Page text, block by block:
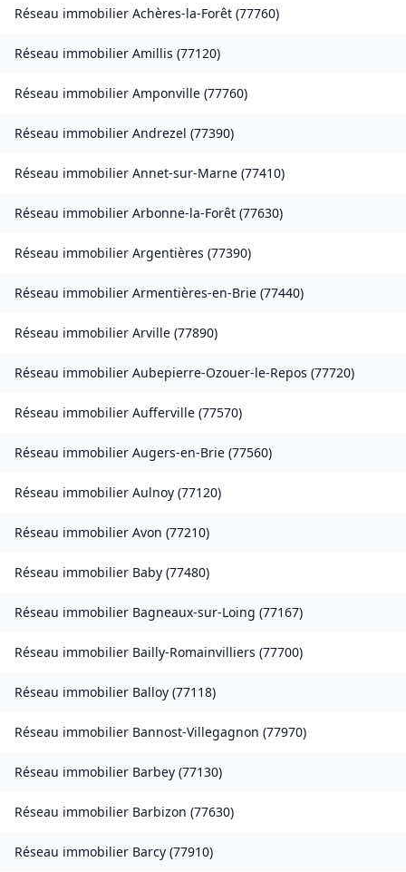
Réseau immobilier Achères-la-Forêt (77760)
Réseau immobilier Amillis (77120)
Réseau immobilier Amponville (77760)
Réseau immobilier Andrezel (77390)
Réseau immobilier Annet-sur-Marne (77410)
Réseau immobilier Arbonne-la-Forêt (77630)
Réseau immobilier Argentières (77390)
Réseau immobilier Armentières-en-Brie (77440)
Réseau immobilier Arville (77890)
Réseau immobilier Aubepierre-Ozouer-le-Repos (77720)
Réseau immobilier Aufferville (77570)
Réseau immobilier Augers-en-Brie (77560)
Réseau immobilier Aulnoy (77120)
Réseau immobilier Avon (77210)
Réseau immobilier Baby (77480)
Réseau immobilier Bagneaux-sur-Loing (77167)
Réseau immobilier Bailly-Romainvilliers (77700)
Réseau immobilier Balloy (77118)
Réseau immobilier Bannost-Villegagnon (77970)
Réseau immobilier Barbey (77130)
Réseau immobilier Barbizon (77630)
Réseau immobilier Barcy (77910)